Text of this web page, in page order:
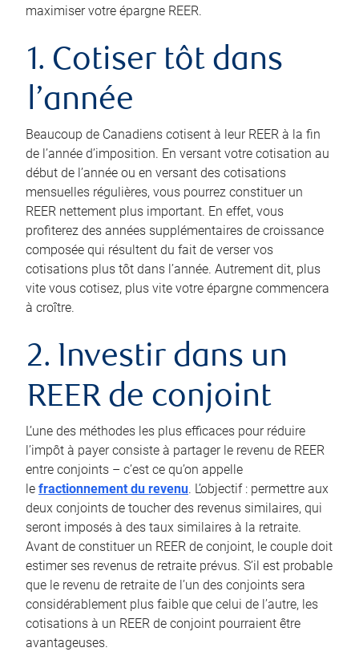
maximiser votre épargne REER.
1. Cotiser tôt dans
l’année
Beaucoup de Canadiens cotisent à leur REER à la fin
de l’année d’imposition. En versant votre cotisation au
début de l’année ou en versant des cotisations
mensuelles régulières, vous pourrez constituer un
REER nettement plus important. En effet, vous
profiterez des années supplémentaires de croissance
composée qui résultent du fait de verser vos
cotisations plus tôt dans l’année. Autrement dit, plus
vite vous cotisez, plus vite votre épargne commencera
à croître.
2. Investir dans un
REER de conjoint
L’une des méthodes les plus efficaces pour réduire
l’impôt à payer consiste à partager le revenu de REER
entre conjoints – c’est ce qu’on appelle
le fractionnement du revenu. L’objectif : permettre aux
deux conjoints de toucher des revenus similaires, qui
seront imposés à des taux similaires à la retraite.
Avant de constituer un REER de conjoint, le couple doit
estimer ses revenus de retraite prévus. S’il est probable
que le revenu de retraite de l’un des conjoints sera
considérablement plus faible que celui de l’autre, les
cotisations à un REER de conjoint pourraient être
avantageuses.